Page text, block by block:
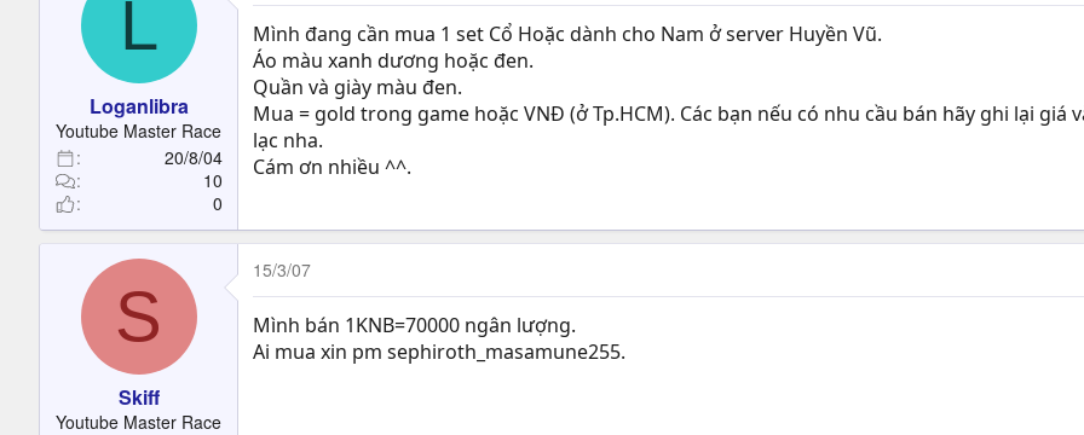
L
Loganlibra
Youtube Master Race
20/8/04
10
0
Mình đang cần mua 1 set Cổ Hoặc dành cho Nam ở server Huyền Vũ.
Áo màu xanh dương hoặc đen.
Quần và giày màu đen.
Mua = gold trong game hoặc VNĐ (ở Tp.HCM). Các bạn nếu có nhu cầu bán hãy ghi lại giá
lạc nha.
Cám ơn nhiều ^^.
S
Skiff
Youtube Master Race
15/3/07
Mình bán 1KNB=70000 ngân lượng.
Ai mua xin pm sephiroth_masamune255.